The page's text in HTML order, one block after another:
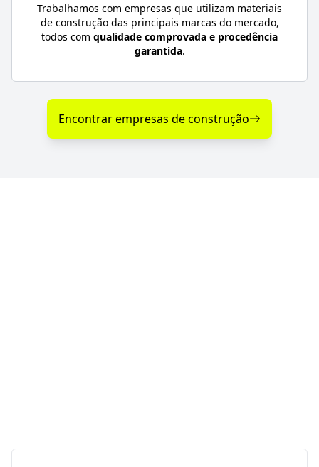
Trabalhamos com empresas que utilizam materiais
de construção das principais marcas do mercado,
todos com qualidade comprovada e procedência
garantida.
Encontrar empresas de construção